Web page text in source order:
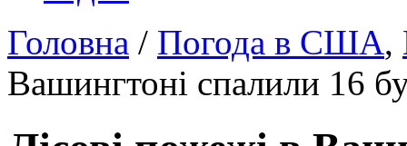
Головна / Погода в США,
Вашингтоні спалили 16